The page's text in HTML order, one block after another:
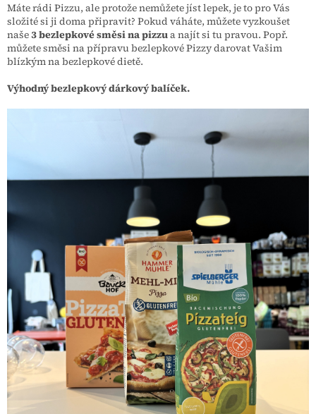
Máte rádi Pizzu, ale protože nemůžete jíst lepek, je to pro Vás
složité si ji doma připravit? Pokud váháte, můžete vyzkoušet
naše3 bezlepkové směsi na pizzua najít si tu pravou. Popř.
můžete směsi na přípravu bezlepkové Pizzy darovat Vašim
blízkým na bezlepkové dietě.
Výhodný bezlepkový dárkový balíček.